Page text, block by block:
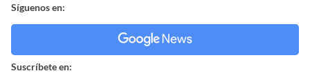
Síguenos en:
Suscríbete en: